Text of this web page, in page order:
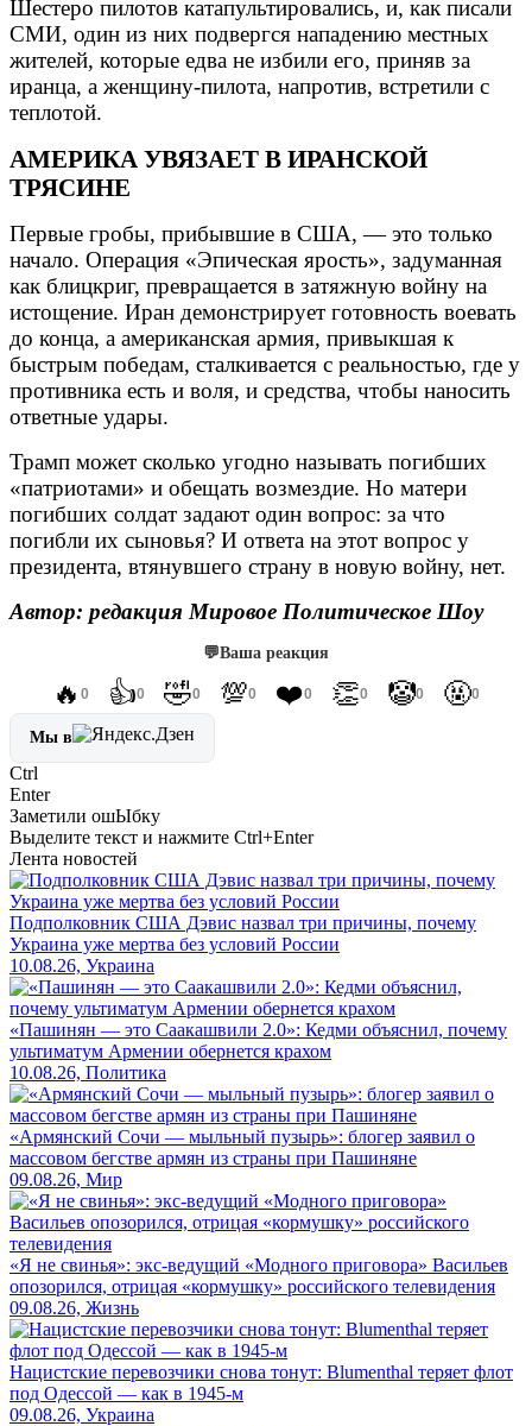
Шестеро пилотов катапультировались, и, как писали
СМИ, один из них подвергся нападению местных
жителей, которые едва не избили его, приняв за
иранца, а женщину-пилота, напротив, встретили с
теплотой.
АМЕРИКА УВЯЗАЕТ В ИРАНСКОЙ
ТРЯСИНЕ
Первые гробы, прибывшие в США, — это только
начало. Операция «Эпическая ярость», задуманная
как блицкриг, превращается в затяжную войну на
истощение. Иран демонстрирует готовность воевать
до конца, а американская армия, привыкшая к
быстрым победам, сталкивается с реальностью, где у
противника есть и воля, и средства, чтобы наносить
ответные удары.
Трамп может сколько угодно называть погибших
«патриотами» и обещать возмездие. Но матери
погибших солдат задают один вопрос: за что
погибли их сыновья? И ответа на этот вопрос у
президента, втянувшего страну в новую войну, нет.
Автор: редакция Мировое Политическое Шоу
💬Ваша реакция
🔥 0 👍0 🤣0 💯0 ❤️0 👏0 🤡0 🤬0
Мы в
Ctrl
Enter
Заметили ошЫбку
Выделите текст и нажмите Ctrl+Enter
Лента новостей
Подполковник США Дэвис назвал три причины, почему
Украина уже мертва без условий России
10.08.26, Украина
«Пашинян — это Саакашвили 2.0»: Кедми объяснил, почему
ультиматум Армении обернется крахом
10.08.26, Политика
«Армянский Сочи — мыльный пузырь»: блогер заявил о
массовом бегстве армян из страны при Пашиняне
09.08.26, Мир
«Я не свинья»: экс-ведущий «Модного приговора» Васильев
опозорился, отрицая «кормушку» российского телевидения
09.08.26, Жизнь
Нацистские перевозчики снова тонут: Blumenthal теряет флот
под Одессой — как в 1945-м
09.08.26, Украина